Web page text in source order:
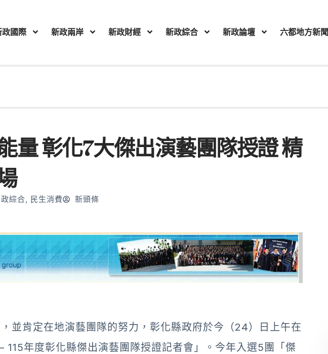
政國際 新政兩岸 新政財經 新政綜合 新政論壇 六都地方新聞
量 彰化7大傑出演藝團隊授證 精
綜合, 民生消費 新頭條
並肯定在地演藝團隊的努力，彰化縣政府於今（24）日上午在
年度彰化縣傑出演藝團隊授證記者會」。今年入選5團「傑